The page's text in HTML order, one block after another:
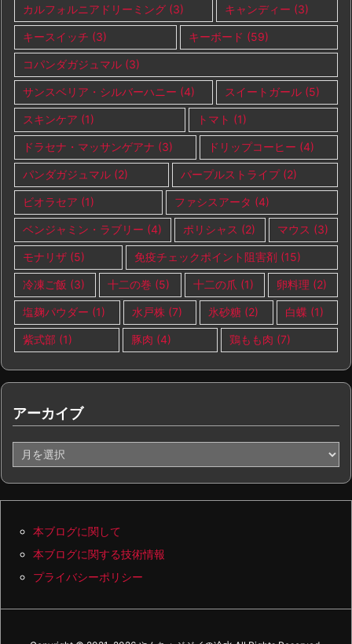
カルフォルニアドリーミング (3) キャンディー (3)
キースイッチ (3) キーボード (59)
コパンダガジュマル (3)
サンスベリア・シルバーハニー (4) スイートガール (5)
スキンケア (1) トマト (1)
ドラセナ・マッサンゲアナ (3) ドリップコーヒー (4)
パンダガジュマル (2) パープルストライプ(2)
ビオラセア (1) ファシスアータ (4)
ベンジャミン・ラブリー (4) ポリシャス (2) マウス (3)
モナリザ (5) 免疫チェックポイント阻害剤 (15)
冷凍ご飯 (3) 十二の巻 (5) 十二の爪 (1) 卵料理 (2)
塩麹パウダー (1) 水戸株 (7) 氷砂糖 (2) 白蝶 (1)
紫式部 (1) 豚肉 (4) 鶏もも肉 (7)
アーカイブ
ー
本ブログに関して
本ブログに関する技術情報
プライバシーポリシー